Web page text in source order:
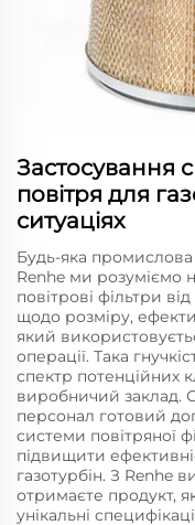
Застосування
повітря для
ситуаціях
Будь-яка промислова
Renhe ми розуміємо
повітрові фільтри
щодо розміру,
який
операції. Така
спектр потенційних
виробничий заклад.
персонал готовий
системи повітряної
підвищити
газотурбін. З Renhe
отримаєте продукт,
унікальні